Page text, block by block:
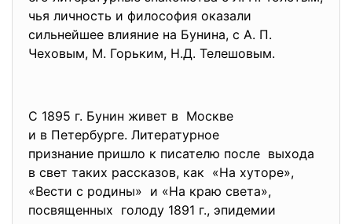
чья личность и философия оказали
сильнейшее влияние на Бунина, с А. П.
Чеховым, М. Горьким, Н.Д. Телешовым.
С 1895 г. Бунин живет в Москве
и в Петербурге. Литературное
признание пришло к писателю после выхода
в свет таких рассказов, как «На хуторе»,
«Вести с родины» и «На краю света»,
посвященных голоду 1891 г., эпидемии